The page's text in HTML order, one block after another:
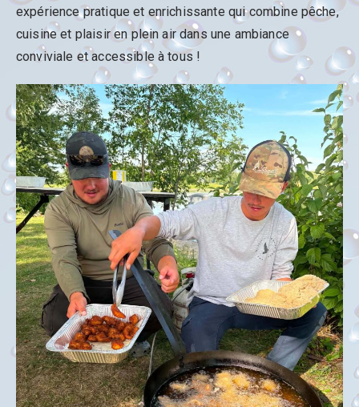
expérience pratique et enrichissante qui combine pêche,
cuisine et plaisir en plein air dans une ambiance
conviviale et accessible à tous !